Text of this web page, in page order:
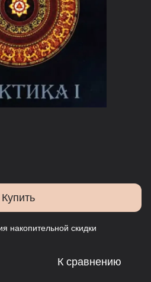
Купить
накопительной скидки
К сравнению